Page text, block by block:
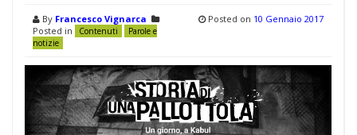
By Francesco Vignarca
Posted in
Contenuti
Parole e
notizie
Posted on 10 Gennaio 2017